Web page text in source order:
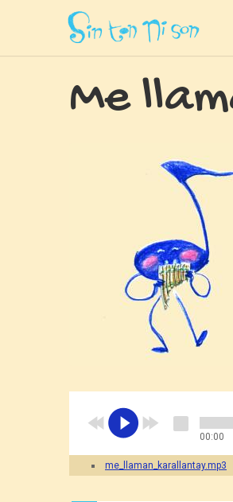
Inicio » Canciones » Me
Me
00:00
me_llaman_karallantay.mp3